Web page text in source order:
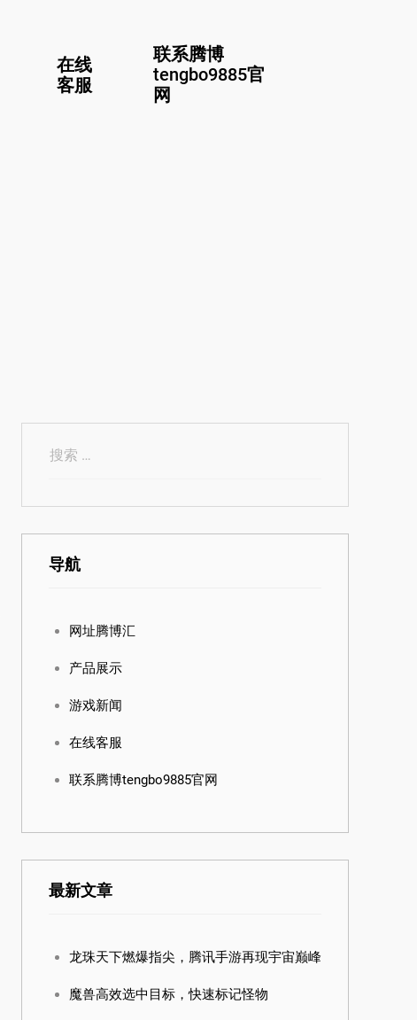
在线
客服
联系腾博
tengbo9885官
网
导航
网址腾博汇
产品展示
游戏新闻
在线客服
联系腾博tengbo9885官网
最新文章
龙珠天下燃爆指尖，腾讯手游再现宇宙巅峰
魔兽高效选中目标，快速标记怪物